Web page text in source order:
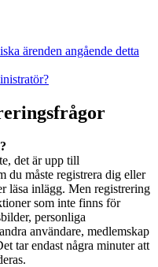
ärenden angående detta
det är upp till
du måste registrera dig eller
läsa inlägg. Men registrering
som inte finns för
personliga
användare, medlemskap
tar endast några minuter att